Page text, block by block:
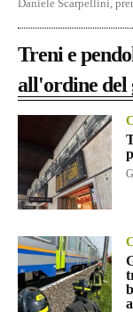
Daniele Scarpellini,
Treni e
all'ordine del